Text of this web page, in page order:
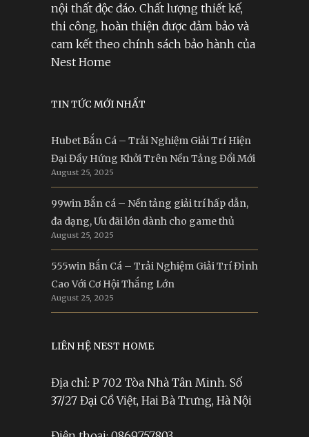
nội thất độc đáo. Chất lượng thiết kế,
thi công, hoàn thiện được đảm bảo và
cam kết theo chính sách bảo hành của
Nest Home
TIN TỨC MỚI NHẤT
Hubet Bắn Cá – Trải Nghiệm Giải Trí Hiện
Đại Đầy Hứng Khởi Trên Nền Tảng Đổi Mới
August 25, 2025
99win Bắn cá – Nền tảng giải trí hấp dẫn,
đa dạng, Ưu đãi lớn dành cho game thủ
August 25, 2025
555win Bắn Cá – Trải Nghiệm Giải Trí Đỉnh
Cao Với Cơ Hội Thắng Lớn
August 25, 2025
LIÊN HỆ NEST HOME
Địa chỉ: P 702 Tòa Nhà Tân Minh. Số
37/27 Đại Cồ Việt, Hai Bà Trưng, Hà Nội